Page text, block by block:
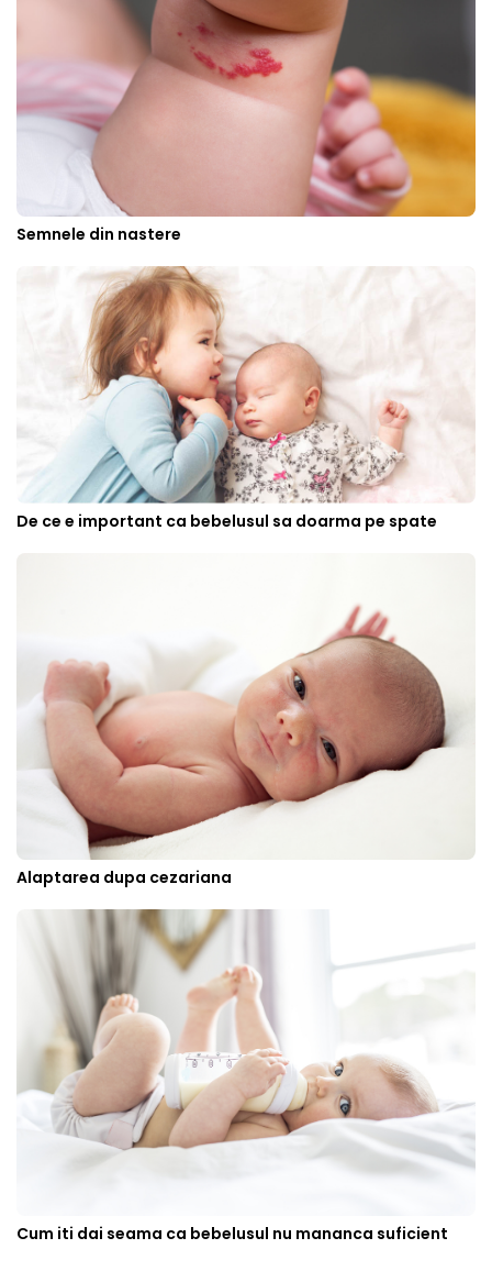
Semnele din nastere
De ce e important ca bebelusul sa doarma pe spate
Alaptarea dupa cezariana
Cum iti dai seama ca bebelusul nu mananca suficient